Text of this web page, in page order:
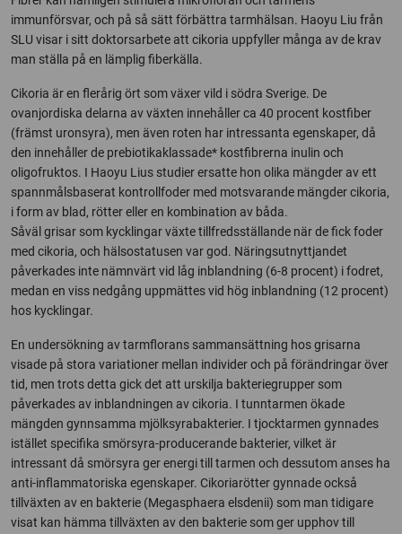
immunförsvar, och på så sätt förbättra tarmhälsan. Haoyu Liu från
SLU visar i sitt doktorsarbete att cikoria uppfyller många av de krav
man ställa på en lämplig fiberkälla.
Cikoria är en flerårig ört som växer vild i södra Sverige. De
ovanjordiska delarna av växten innehåller ca 40 procent kostfiber
(främst uronsyra), men även roten har intressanta egenskaper, då
den innehåller de prebiotikaklassade* kostfibrerna inulin och
oligofruktos. I Haoyu Lius studier ersatte hon olika mängder av ett
spannmålsbaserat kontrollfoder med motsvarande mängder cikoria,
i form av blad, rötter eller en kombination av båda.
Såväl grisar som kycklingar växte tillfredsställande när de fick foder
med cikoria, och hälsostatusen var god. Näringsutnyttjandet
påverkades inte nämnvärt vid låg inblandning (6-8 procent) i fodret,
medan en viss nedgång uppmättes vid hög inblandning (12 procent)
hos kycklingar.
En undersökning av tarmflorans sammansättning hos grisarna
visade på stora variationer mellan individer och på förändringar över
tid, men trots detta gick det att urskilja bakteriegrupper som
påverkades av inblandningen av cikoria. I tunntarmen ökade
mängden gynnsamma mjölksyrabakterier. I tjocktarmen gynnades
istället specifika smörsyra-producerande bakterier, vilket är
intressant då smörsyra ger energi till tarmen och dessutom anses ha
anti-inflammatoriska egenskaper. Cikoriarötter gynnade också
tillväxten av en bakterie (Megasphaera elsdenii) som man tidigare
visat kan hämma tillväxten av den bakterie som ger upphov till